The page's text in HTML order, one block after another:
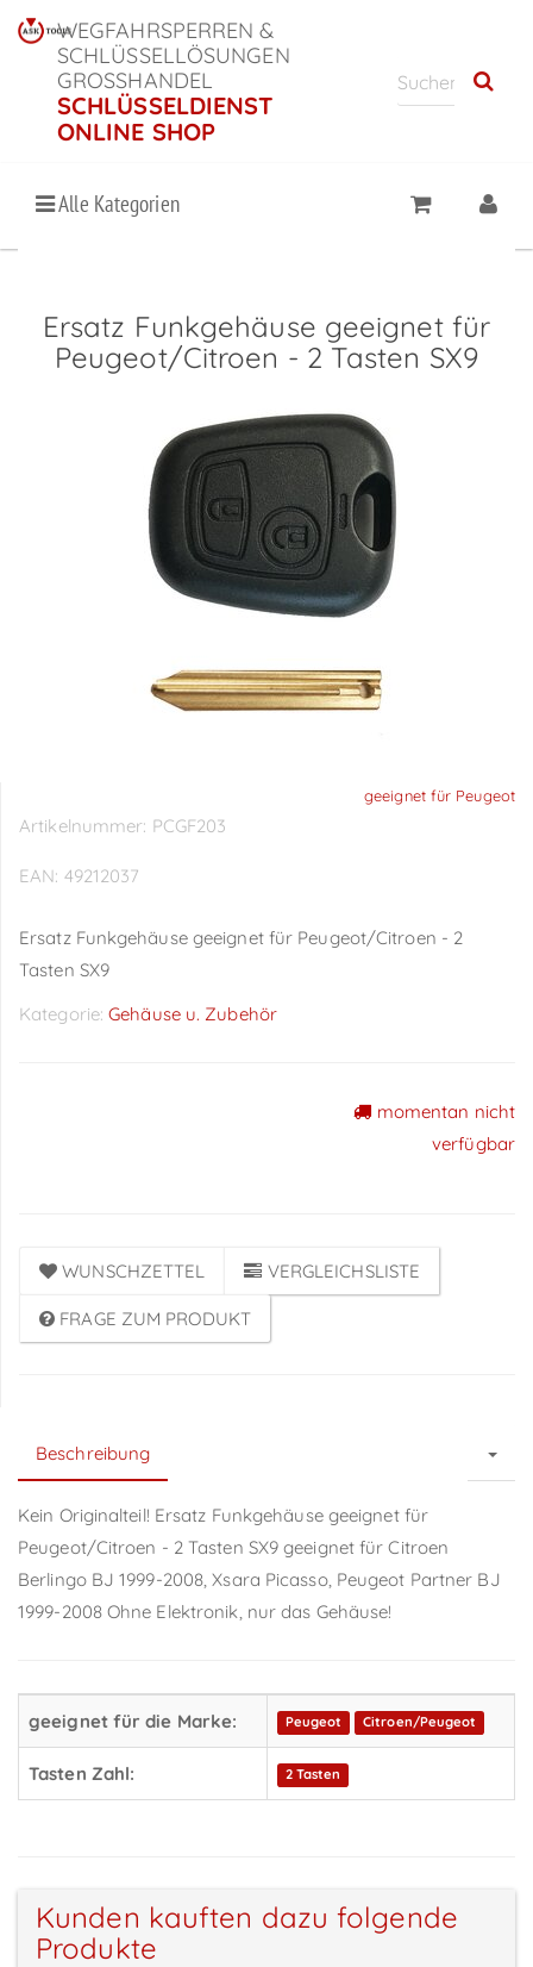
WEGFAHRSPERREN &
SCHLÜSSELLÖSUNGEN
GROSSHANDEL
SCHLÜSSELDIENST
ONLINE SHOP
Alle Kategorien
Ersatz Funkgehäuse geeignet für
Peugeot/Citroen - 2 Tasten SX9
geeignet für Peugeot
Artikelnummer: PCGF203
EAN: 49212037
Ersatz Funkgehäuse geeignet für Peugeot/Citroen - 2
Tasten SX9
Kategorie:Gehäuse u. Zubehör
momentan nicht
verfügbar
WUNSCHZETTEL VERGLEICHSLISTE
FRAGE ZUM PRODUKT
Beschreibung
Kein Originalteil! Ersatz Funkgehäuse geeignet für
Peugeot/Citroen - 2 Tasten SX9 geeignet für Citroen
Berlingo BJ 1999-2008, Xsara Picasso, Peugeot Partner BJ
1999-2008 Ohne Elektronik, nur das Gehäuse!
geeignet für die Marke: Peugeot Citroen/Peugeot
Tasten Zahl: 2 Tasten
Kunden kauften dazu folgende
Produkte